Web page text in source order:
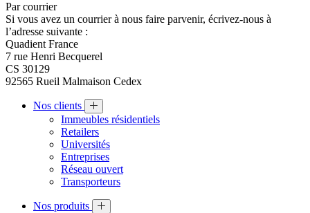
Par courrier
Si vous avez un courrier à nous faire parvenir, écrivez-nous à
l’adresse suivante :
Quadient France
7 rue Henri Becquerel
CS 30129
92565 Rueil Malmaison Cedex
Nos clients
Immeubles résidentiels
Retailers
Universités
Entreprises
Réseau ouvert
Transporteurs
Nos produits